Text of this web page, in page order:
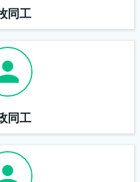
同工
同工